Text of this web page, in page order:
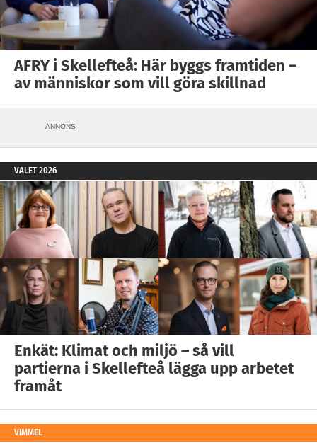
AFRY i Skellefteå: Här byggs framtiden –
av människor som vill göra skillnad
ANNONS
VALET 2026
Enkät: Klimat och miljö – så vill
partierna i Skellefteå lägga upp arbetet
framåt
VIMMEL